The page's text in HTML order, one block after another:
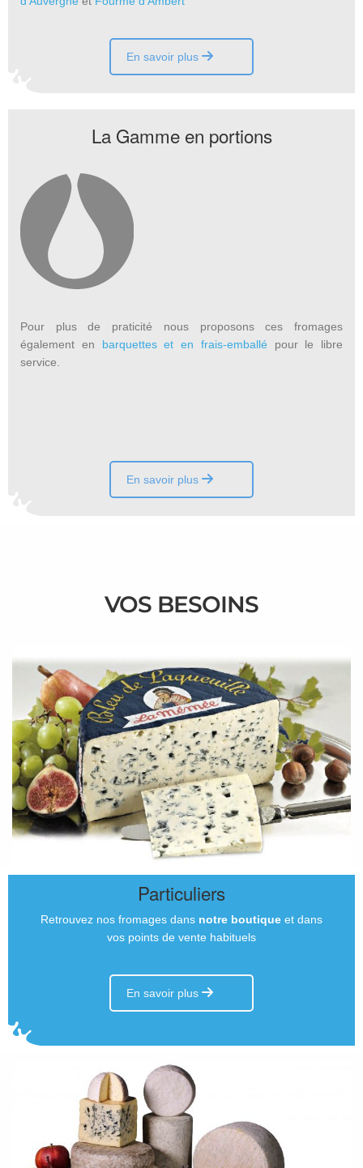
En savoir plus
La Gamme en portions
Pour plus de praticité nous proposons ces fromages
également en barquettes et en frais-emballé pour le libre
service.
En savoir plus
VOS BESOINS
Particuliers
Retrouvez nos fromages dans notre boutique et dans
vos points de vente habituels
En savoir plus